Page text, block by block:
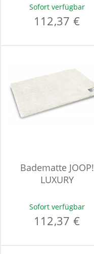
Sofort verfügbar
112,37 €
Badematte JOOP!
LUXURY
Sofort verfügbar
112,37 €